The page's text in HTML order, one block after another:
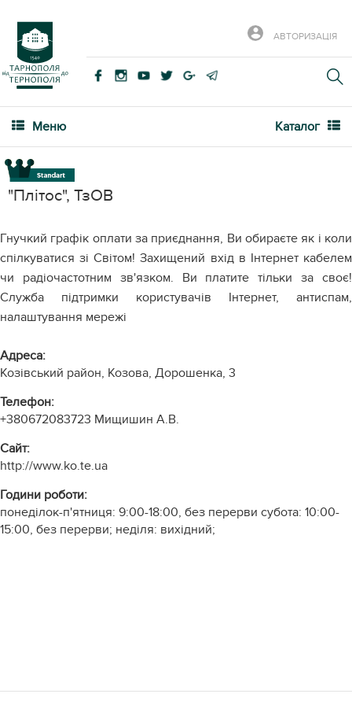
АВТОРИЗАЦІЯ
Меню Каталог
"Плітос", ТзОВ
Гнучкий графік оплати за приєднання, Ви обираєте як і коли
спілкуватися зі Світом! Захищений вхід в Інтернет кабелем
чи радіочастотним зв'язком. Ви платите тільки за своє!
Служба підтримки користувачів Інтернет, антиспам,
налаштування мережі
Адреса:
Козівський район, Козова, Дорошенка, 3
Телефон:
+380672083723 Мищишин А.В.
Cайт:
http://www.ko.te.ua
Години роботи:
понеділок-п'ятниця: 9:00-18:00, без перерви субота: 10:00-
15:00, без перерви; неділя: вихідний;